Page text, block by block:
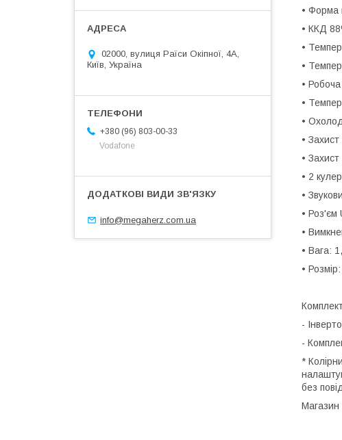
• Форма
• ККД
•
•
•
•
•
•
•
• 2
•
• Роз'єм
•
• Вага:
•
-
-
*
без
Магазин
02000, вулиця Раїси Окіпної, 4А,
Київ, Україна
+380 (96) 803-00-33
Vodafone
info@megaherz.com.ua